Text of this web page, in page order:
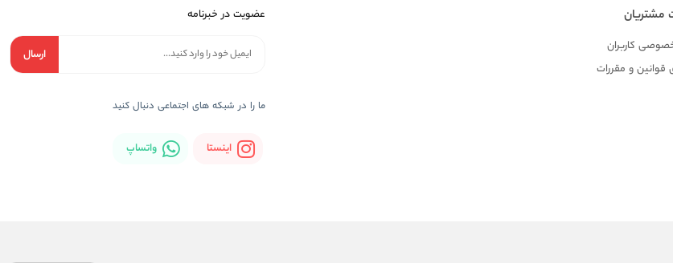
مشتریان
کاربران
قوانین و مقررات
عضویت در خبرنامه
ارسال
ما را در شبکه های اجتماعی دنبال کنید
اینستا واتساپ